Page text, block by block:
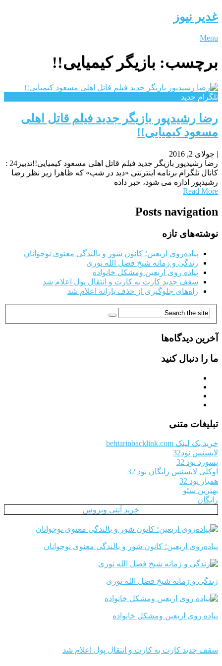
غدیر نیوز
Menu
برچسب: بازیگر کیمیایی!!
تلگرام جدید
رضا رشیدپور بازیگر جدید فیلم قاتل اهلی
مسعود کیمیایی!!
| جولای 2, 2016
رضا رشیدپور بازیگر جدید فیلم قاتل اهلی مسعود کیمیایی!!تدبیر24 :
کانال تلگرام برنامه اینترنتی «دید در شب» که ظاهرا زیر نظر رضا
رشیدپور اداره می شود، خبر داده
Read More
Posts navigation
نوشته‌های تازه
پیاده‌روی اربعین؛ کانون شور و بالندگی معنوی نوجوانان
زندگی و زمانه شیخ فضل الله نوری
پیاده روی اربعین ومشکل خانواده
سقف جدید کارت به کارت و انتقال پول اعلام شد
راه‌های جلوگیری از حذف یارانه اعلام شد
آخرین دیدگاه‌ها
ما را دنبال کنید
تبلیغات متنی
خرید بک لینک behtarinbacklink.com
لایسنس نود32
پسورد نود 32
اوکلی لایسنس رایگان نود 32
همیار نود 32
بهترین سئو
رایگان
خرید آنتی ویروس
پیاده‌روی اربعین؛ کانون شور و بالندگی معنوی نوجوانان
زندگی و زمانه شیخ فضل الله نوری
پیاده روی اربعین ومشکل خانواده
سقف جدید کارت به کارت و انتقال پول اعلام شد